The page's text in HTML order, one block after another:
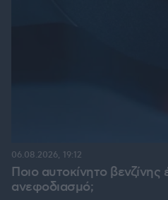
Ποιο αυτοκίνητο
ανεφοδιασμό;
06.08.2026, 19:12